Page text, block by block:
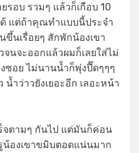
อบ รวมๆ แล้วก็เกือบ 10
แต่ถ้าคุณทำแบบนี้ประจำ
ขึ้นเรื่อยๆ สักพักน้องเขา
จนจะออกแล้วผมก็เลยใส่ไม่
ซอย ไม่นานน้ำก็พุ่งปี๊ดๆๆๆ
น้ำว่าวยังเยอะอีก เลอะหน้า
จตามๆ กันไป แต่มันก็ค่อน
น้องเขาขมิบตอดแน่นมาก